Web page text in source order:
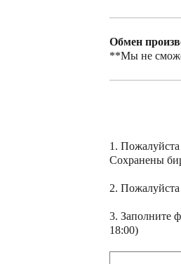
Обмен
**Мы не
1.
Сохранены
2.
3.Заполните
18:00)